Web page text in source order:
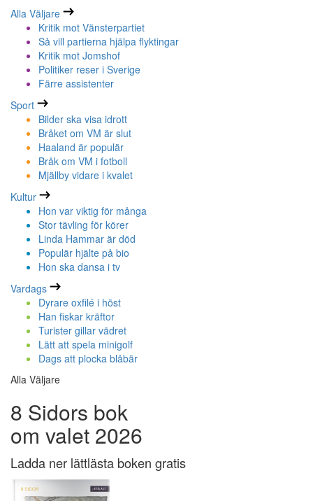
Alla Väljare
Kritik mot Vänsterpartiet
Så vill partierna hjälpa flyktingar
Kritik mot Jomshof
Politiker reser i Sverige
Färre assistenter
Sport
Bilder ska visa idrott
Bråket om VM är slut
Haaland är populär
Bråk om VM i fotboll
Mjällby vidare i kvalet
Kultur
Hon var viktig för många
Stor tävling för körer
Linda Hammar är död
Populär hjälte på bio
Hon ska dansa i tv
Vardags
Dyrare oxfilé i höst
Han fiskar kräftor
Turister gillar vädret
Lätt att spela minigolf
Dags att plocka blåbär
Alla Väljare
8 Sidors bok
om valet 2026
Ladda ner lättlästa boken gratis